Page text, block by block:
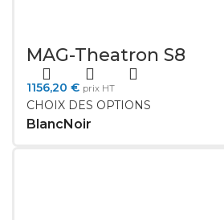
MAG-Theatron S8
1156,20 € prix HT
CHOIX DES OPTIONS
BlancNoir